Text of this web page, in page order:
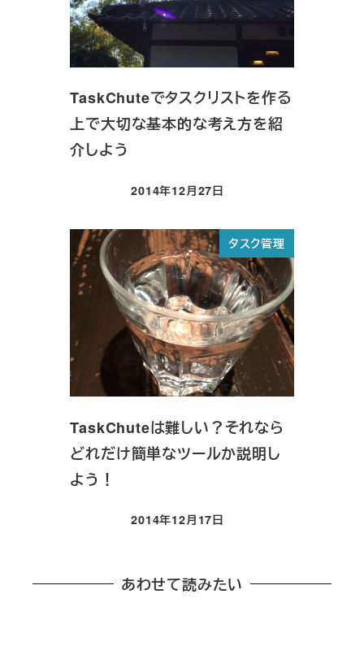
TaskChuteでタスクリストを作る
上で大切な基本的な考え方を紹
介しよう
投稿日
2014年12月27日
タスク管理
TaskChuteは難しい？それなら
どれだけ簡単なツールか説明し
よう！
投稿日
2014年12月17日
あわせて読みたい